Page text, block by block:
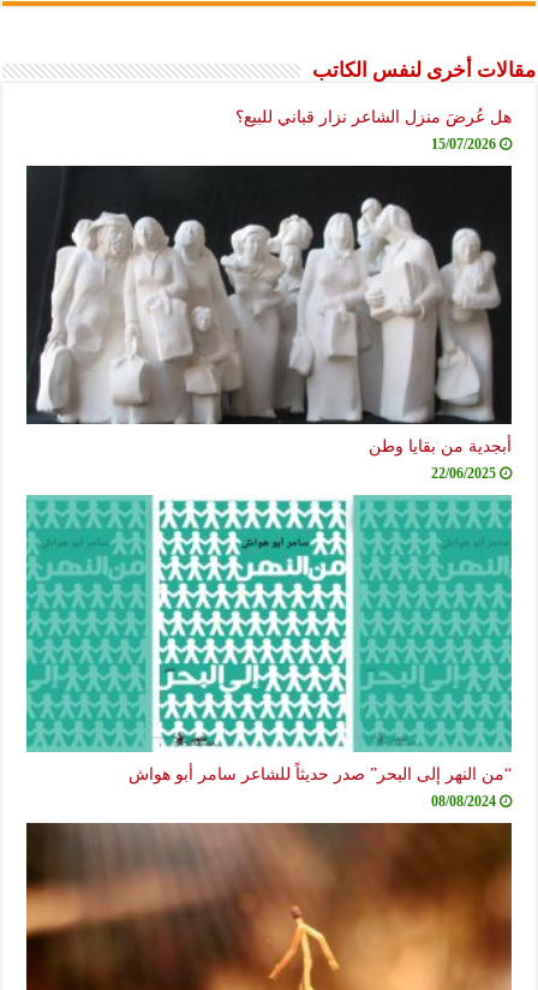
مقالات أخرى لنفس الكاتب
هل عُرضَ منزل الشاعر نزار قباني للبيع؟
15/07/2026
أبجدية من بقايا وطن
22/06/2025
“من النهر إلى البحر” صدر حديثاً للشاعر سامر أبو هواش
08/08/2024